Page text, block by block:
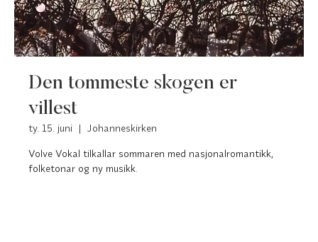
Den tommeste skogen er
villest
ty. 15. juni
  |
Johanneskirken
Volve Vokal tilkallar sommaren med nasjonalromantikk,
folketonar og ny musikk.